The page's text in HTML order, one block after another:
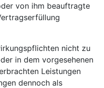
von ihm beauftragte
nicht zu
in dem vorgesehenen
Leistungen
dennoch als